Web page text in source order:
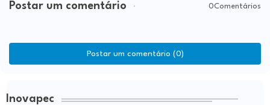
Postar um comentário 0Comentários
Postar um comentário (0)
Inovapec